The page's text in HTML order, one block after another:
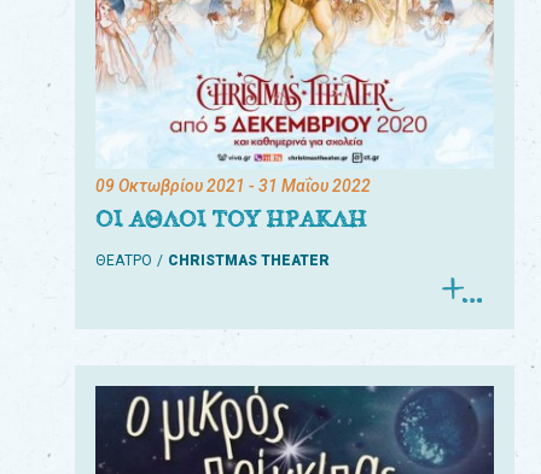
09 Οκτωβρίου 2021 - 31 Μαΐου 2022
ΟΙ ΑΘΛΟΙ ΤΟΥ ΗΡΑΚΛΗ
ΘΕΑΤΡΟ CHRISTMAS THEATER